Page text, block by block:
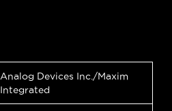
Analog Devices Inc./Maxim
Integrated